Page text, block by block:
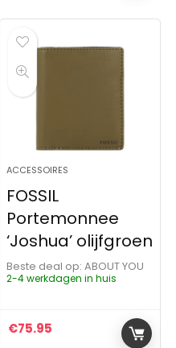
ACCESSOIRES
FOSSIL
Portemonnee
‘Joshua’ olijfgroen
Beste deal op:
ABOUT YOU
2-4 werkdagen in huis
€75.95